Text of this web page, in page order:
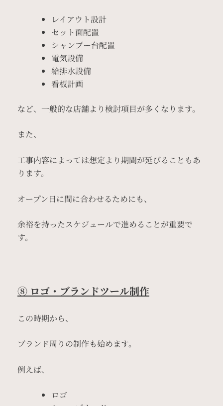
レイアウト設計
セット面配置
シャンプー台配置
電気設備
給排水設備
看板計画
など、一般的な店舗より検討項目が多くなります。
また、
工事内容によっては想定より期間が延びることもあ
ります。
オープン日に間に合わせるためにも、
余裕を持ったスケジュールで進めることが重要で
す。
⑧ ロゴ・ブランドツール制作
この時期から、
ブランド周りの制作も始めます。
例えば、
ロゴ